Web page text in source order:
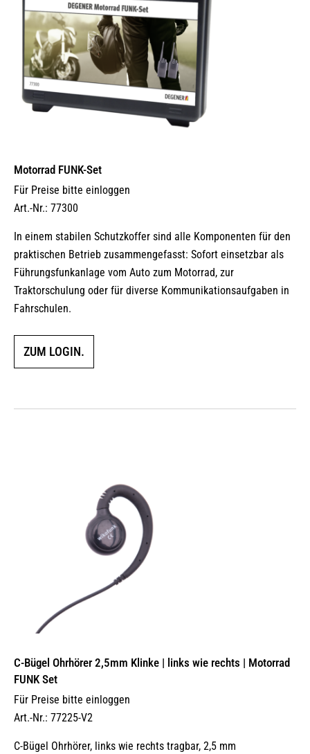
Motorrad FUNK-Set
Für Preise bitte einloggen
Art.-Nr.: 77300
In einem stabilen Schutzkoffer sind alle Komponenten für den
praktischen Betrieb zusammengefasst: Sofort einsetzbar als
Führungsfunkanlage vom Auto zum Motorrad, zur
Traktorschulung oder für diverse Kommunikationsaufgaben in
Fahrschulen.
ZUM LOGIN.
C-Bügel Ohrhörer 2,5mm Klinke | links wie rechts | Motorrad
FUNK Set
Für Preise bitte einloggen
Art.-Nr.: 77225-V2
C-Bügel Ohrhörer, links wie rechts tragbar, 2,5 mm